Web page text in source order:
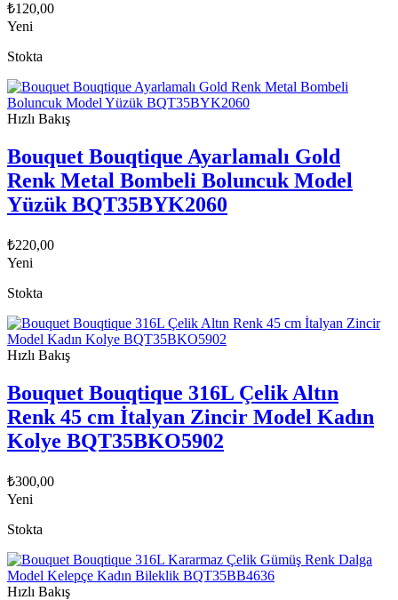
₺120,00
Yeni
Stokta
Hızlı Bakış
Bouquet Bouqtique Ayarlamalı Gold
Renk Metal Bombeli Boluncuk Model
Yüzük BQT35BYK2060
₺220,00
Yeni
Stokta
Hızlı Bakış
Bouquet Bouqtique 316L Çelik Altın
Renk 45 cm İtalyan Zincir Model Kadın
Kolye BQT35BKO5902
₺300,00
Yeni
Stokta
Hızlı Bakış